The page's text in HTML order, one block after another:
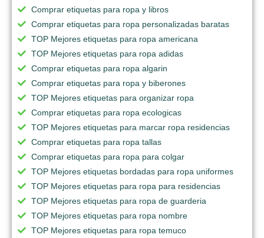
Comprar etiquetas para ropa y libros
Comprar etiquetas para ropa personalizadas baratas
TOP Mejores etiquetas para ropa americana
TOP Mejores etiquetas para ropa adidas
Comprar etiquetas para ropa algarin
Comprar etiquetas para ropa y biberones
TOP Mejores etiquetas para organizar ropa
Comprar etiquetas para ropa ecologicas
TOP Mejores etiquetas para marcar ropa residencias
Comprar etiquetas para ropa tallas
Comprar etiquetas para ropa para colgar
TOP Mejores etiquetas bordadas para ropa uniformes
TOP Mejores etiquetas para ropa para residencias
TOP Mejores etiquetas para ropa de guarderia
TOP Mejores etiquetas para ropa nombre
TOP Mejores etiquetas para ropa temuco